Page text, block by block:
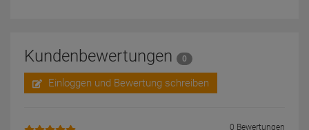
Kundenbewertungen 0
Einloggen und Bewertung schreiben
0 Bewertungen